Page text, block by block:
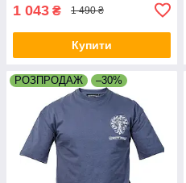
1 043 ₴ 1 490 ₴
Купити
РОЗПРОДАЖ –30%